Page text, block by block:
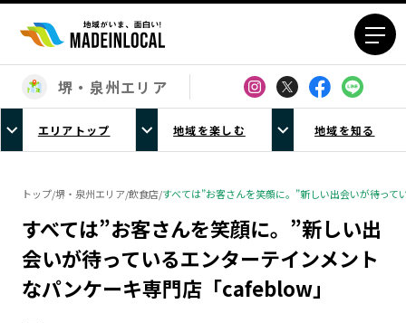
エリアから探す
北海道エリア
青森エリア
秋田エリア
山形エリア
福島エリア
茨城エリア
栃木エリア
群馬エリア
埼玉エリア
千葉エリア
堺・泉州エリア
エリアトップ 地域を楽しむ 地域を知る
トップ/堺・泉州エリア/飲食店/すべては”お客さんを笑顔に。”新しい出会いが待っ
すべては”お客さんを笑顔に。”新しい出
会いが待っているエンターテインメント
なパンケーキ専門店「cafeblow」